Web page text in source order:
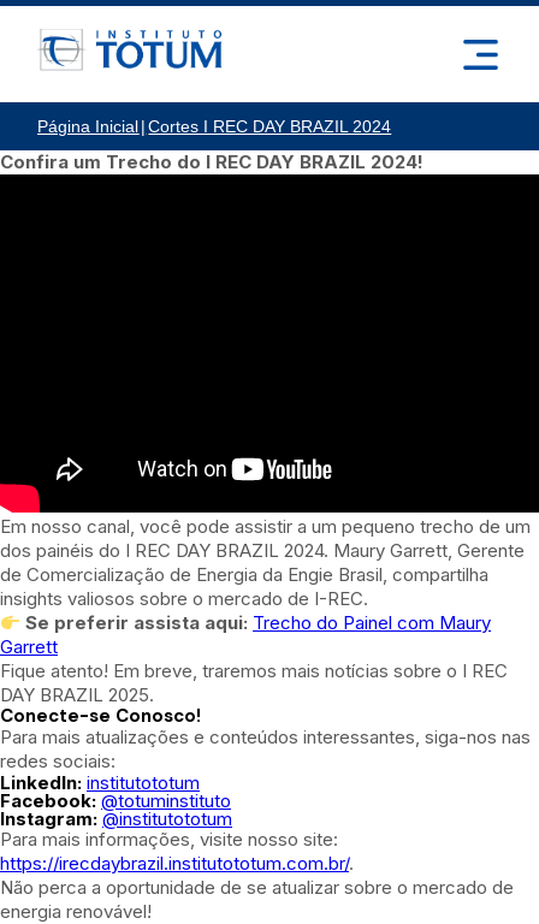
Página Inicial| Cortes I REC DAY BRAZIL 2024
Confira um Trecho do I REC DAY BRAZIL 2024!
Em nosso canal, você pode assistir a um pequeno trecho de um
dos painéis do I REC DAY BRAZIL 2024. Maury Garrett, Gerente
de Comercialização de Energia da Engie Brasil, compartilha
insights valiosos sobre o mercado de I-REC.
Se preferir assista aqui: Trecho do Painel com Maury
Garrett
Fique atento! Em breve, traremos mais notícias sobre o I REC
DAY BRAZIL 2025.
Conecte-se Conosco!
Para mais atualizações e conteúdos interessantes, siga-nos nas
redes sociais:
LinkedIn: institutototum
Facebook: @totuminstituto
Instagram: @institutototum
Para mais informações, visite nosso site:
https://irecdaybrazil.institutototum.com.br/.
Não perca a oportunidade de se atualizar sobre o mercado de
energia renovável!